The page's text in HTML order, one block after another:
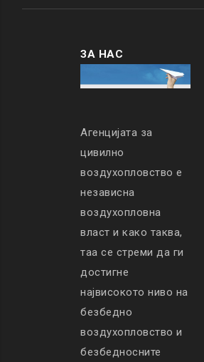
ЗА НАС
Агенцијата за
цивилно
воздухопловство е
независна
воздухопловна
власт и како таква,
таа се стреми да ги
достигне
највисокото ниво на
безбедно
воздухопловство и
безбедносните